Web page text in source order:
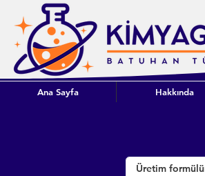
Ana Sayfa Hakkında